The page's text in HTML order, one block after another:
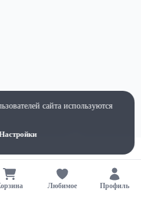
Любимое Профиль
сайта используются